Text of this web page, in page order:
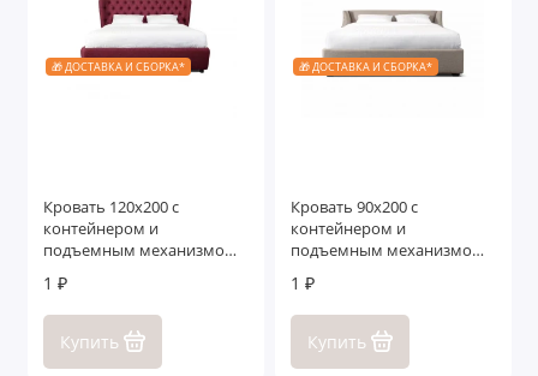
🎁 ДОСТАВКА И СБОРКА*
Кровать 120x200 с
контейнером и
подъемным механизмом
1 ₽
Купить
🎁 ДОСТАВКА И СБОРКА*
Кровать 90x200 c
контейнером и
подъемным механизмом
1 ₽
Купить